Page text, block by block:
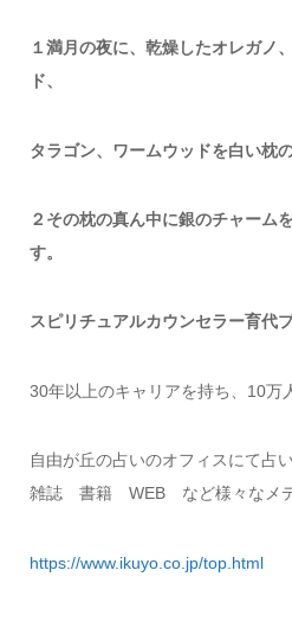
１満月の夜に、乾燥したオレガノ
ド、
タラゴン、ワームウッドを白い枕
２その枕の真ん中に銀のチャーム
す。
スピリチュアルカウンセラー育代
30年以上のキャリアを持ち、10万
自由が丘の占いのオフィスにて占
雑誌 書籍 WEB など様々なメデ
https://www.ikuyo.co.jp/top.html